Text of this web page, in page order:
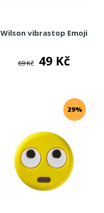
Wilson vibrastop Emoji
69 Kč 49 Kč
29%